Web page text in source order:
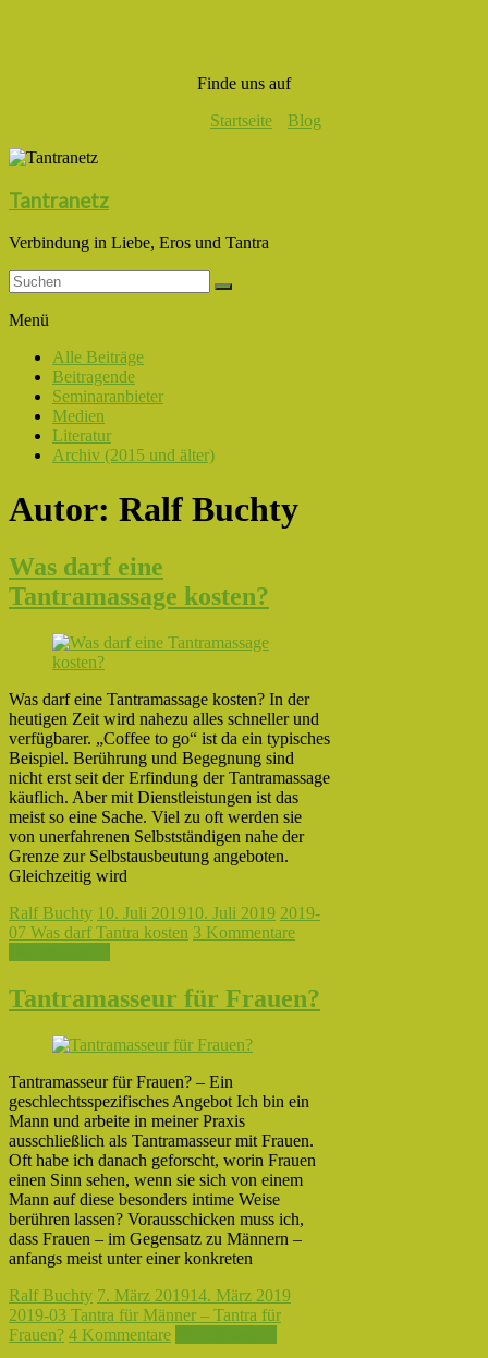
Finde uns auf
Startseite
Blog
Tantranetz
Verbindung in Liebe, Eros und Tantra
Menü
Alle Beiträge
Beitragende
Seminaranbieter
Medien
Literatur
Archiv (2015 und älter)
Autor: Ralf Buchty
Was darf eine
Tantramassage kosten?
Was darf eine Tantramassage kosten? In der
heutigen Zeit wird nahezu alles schneller und
verfügbarer. „Coffee to go“ ist da ein typisches
Beispiel. Berührung und Begegnung sind
nicht erst seit der Erfindung der Tantramassage
käuflich. Aber mit Dienstleistungen ist das
meist so eine Sache. Viel zu oft werden sie
von unerfahrenen Selbstständigen nahe der
Grenze zur Selbstausbeutung angeboten.
Gleichzeitig wird
Ralf Buchty 10. Juli 201910. Juli 2019 2019-
07 Was darf Tantra kosten 3 Kommentare
Tantramasseur für Frauen?
Tantramasseur für Frauen? – Ein
geschlechtsspezifisches Angebot Ich bin ein
Mann und arbeite in meiner Praxis
ausschließlich als Tantramasseur mit Frauen.
Oft habe ich danach geforscht, worin Frauen
einen Sinn sehen, wenn sie sich von einem
Mann auf diese besonders intime Weise
berühren lassen? Vorausschicken muss ich,
dass Frauen – im Gegensatz zu Männern –
anfangs meist unter einer konkreten
Ralf Buchty 7. März 201914. März 2019
2019-03 Tantra für Männer – Tantra für
Frauen? 4 Kommentare